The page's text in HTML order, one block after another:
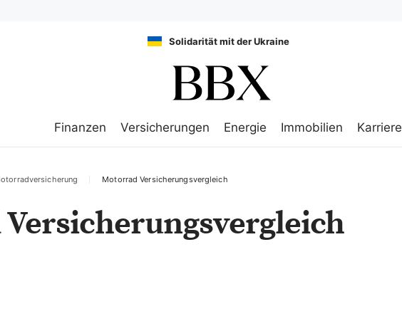
Solidarität mit der Ukraine
Finanzen Versicherungen Energie Immobilien Karriere
Motorrad Versicherungsvergleich